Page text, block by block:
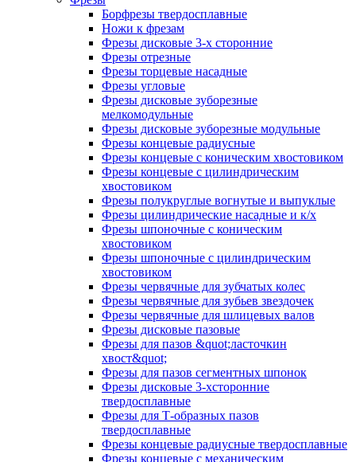
Борфрезы твердосплавные
Ножи к фрезам
Фрезы дисковые 3-х сторонние
Фрезы отрезные
Фрезы торцевые насадные
Фрезы угловые
Фрезы дисковые зуборезные
мелкомодульные
Фрезы дисковые зуборезные модульные
Фрезы концевые радиусные
Фрезы концевые с коническим хвостовиком
Фрезы концевые с цилиндрическим
хвостовиком
Фрезы полукруглые вогнутые и выпуклые
Фрезы цилиндрические насадные и к/х
Фрезы шпоночные с коническим
хвостовиком
Фрезы шпоночные с цилиндрическим
хвостовиком
Фрезы червячные для зубчатых колес
Фрезы червячные для зубьев звездочек
Фрезы червячные для шлицевых валов
Фрезы дисковые пазовые
Фрезы для пазов &quot;ласточкин
хвост&quot;
Фрезы для пазов сегментных шпонок
Фрезы дисковые 3-хсторонние
твердосплавные
Фрезы для Т-образных пазов
твердосплавные
Фрезы концевые радиусные твердосплавные
Фрезы концевые с механическим